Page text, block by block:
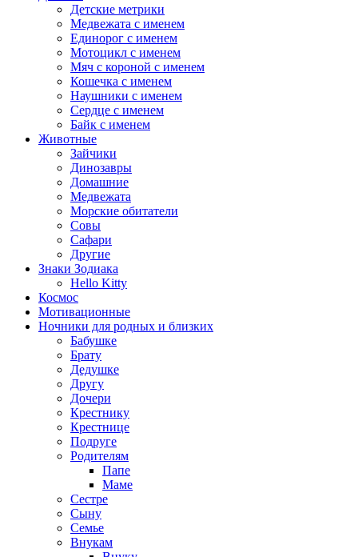
Детские метрики
Медвежата с именем
Единорог с именем
Мотоцикл с именем
Мяч с короной с именем
Кошечка с именем
Наушники с именем
Сердце с именем
Байк с именем
Животные
Зайчики
Динозавры
Домашние
Медвежата
Морские обитатели
Совы
Сафари
Другие
Знаки Зодиака
Hello Kitty
Космос
Мотивационные
Ночники для родных и близких
Бабушке
Брату
Дедушке
Другу
Дочери
Крестнику
Крестнице
Подруге
Родителям
Папе
Маме
Сестре
Сыну
Семье
Внукам